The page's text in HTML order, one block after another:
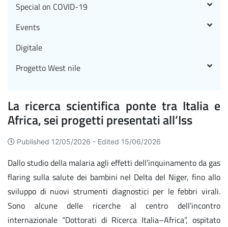
La ricerca scientifica ponte tra Italia e
Africa, sei progetti presentati all’Iss
Published 12/05/2026 - Edited 15/06/2026
Dallo studio della malaria agli effetti dell’inquinamento da gas
flaring sulla salute dei bambini nel Delta del Niger, fino allo
sviluppo di nuovi strumenti diagnostici per le febbri virali.
Sono alcune delle ricerche al centro dell’incontro
internazionale “Dottorati di Ricerca Italia–Africa”, ospitato
Special on COVID-19
Events
Digitale
Progetto West nile